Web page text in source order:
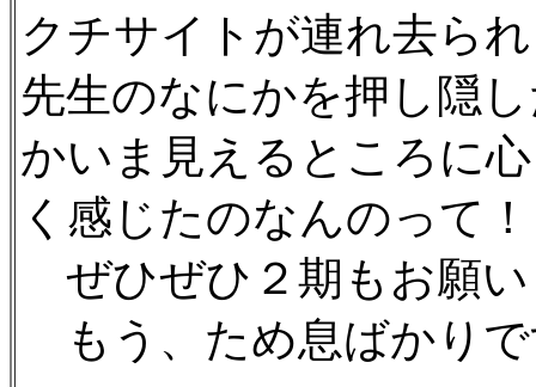
クチサイトが連れ去ら
先生のなにかを押し隠
かいま見えるところに
く感じたのなんのって
ぜひぜひ２期もお願
もう、ため息ばかり